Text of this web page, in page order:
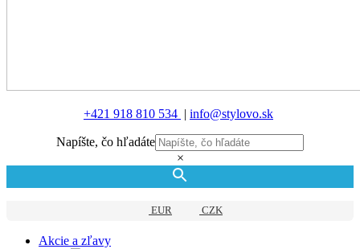
+421 918 810 534 | info@stylovo.sk
Napíšte, čo hľadáte
×
EUR CZK
Akcie a zľavy